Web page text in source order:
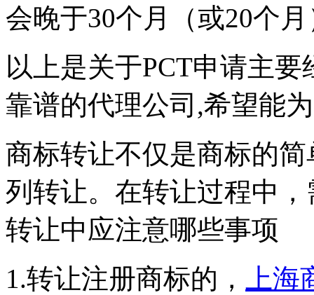
会晚于30个月（或20个
以上是关于PCT申请主
靠谱的代理公司,希望能
商标转让不仅是商标的
列转让。在转让过程中
转让中应注意哪些事项
1.转让注册商标的，
上